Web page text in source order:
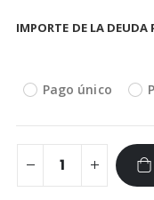
IMPORTE DE LA
Pago único